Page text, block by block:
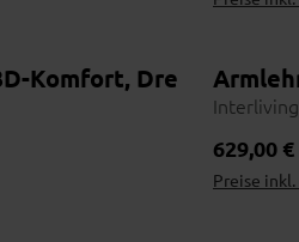
Komfort, Dreh- und
629,00 €
Preise inkl.